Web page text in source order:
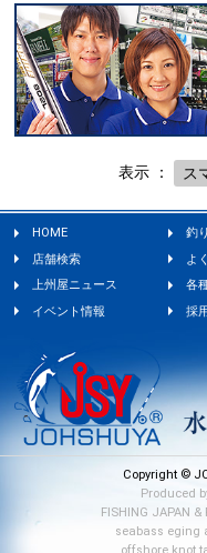
表示 ： ス
HOME 釣
店舗検索
よ
上州屋ニュース
各
イベント情報
採
Copyright ©
Produced
FISHING JAPAN &
seabass eging